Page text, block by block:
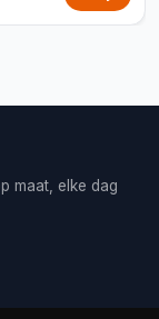
maat, elke dag